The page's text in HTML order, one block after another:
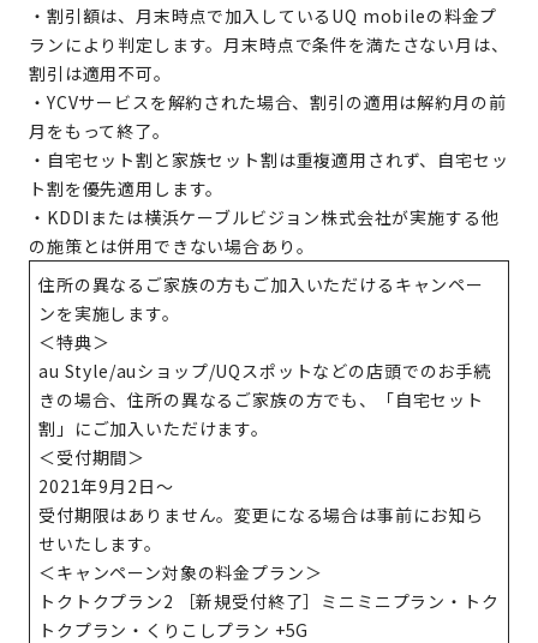
・割引額は、月末時点で加入しているUQ mobileの料金プ
ランにより判定します。月末時点で条件を満たさない月は、
割引は適用不可。
・YCVサービスを解約された場合、割引の適用は解約月の前
月をもって終了。
・自宅セット割と家族セット割は重複適用されず、自宅セッ
ト割を優先適用します。
・KDDIまたは横浜ケーブルビジョン株式会社が実施する他
の施策とは併用できない場合あり。
住所の異なるご家族の方もご加入いただけるキャンペー
ンを実施します。
＜特典＞
au Style/auショップ/UQスポットなどの店頭でのお手続
きの場合、住所の異なるご家族の方でも、「自宅セット
割」にご加入いただけます。
＜受付期間＞
2021年9月2日～
受付期限はありません。変更になる場合は事前にお知ら
せいたします。
＜キャンペーン対象の料金プラン＞
トクトクプラン2 ［新規受付終了］ミニミニプラン・トク
トクプラン・くりこしプラン +5G